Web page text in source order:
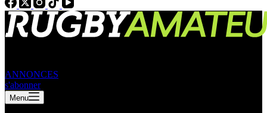
ANNONCES
s'abonner
Menu